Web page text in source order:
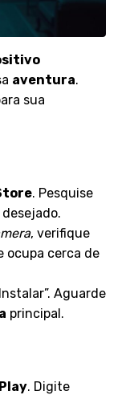
aventura.
sua
. Pesquise
desejado.
, verifique
ocupa cerca de
Aguarde
principal.
. Digite